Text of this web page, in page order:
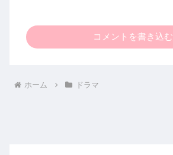
コメントを書き込む
ホーム ドラマ